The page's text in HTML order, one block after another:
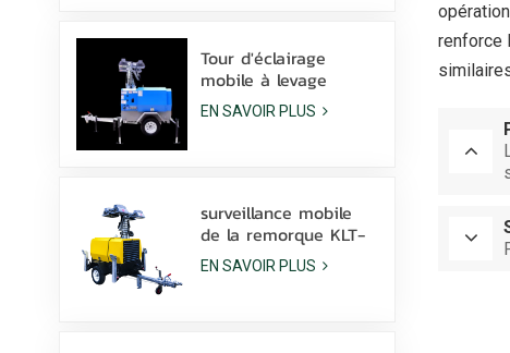
W
Tour d'éclairage
mobile à levage
hydraulique manuel
de 9 m de hauteur
EN SAVOIR PLUS
surveillance mobile
de la remorque KLT-
10000V de tour
légère de mât de
EN SAVOIR PLUS
renforce